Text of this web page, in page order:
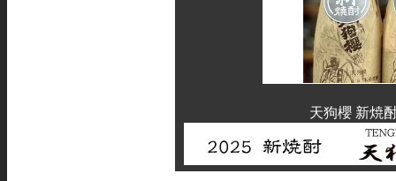
天狗櫻 新焼